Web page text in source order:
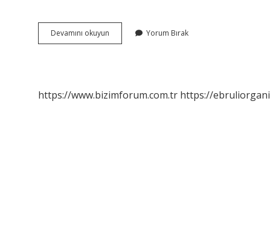
Devamını okuyun Menfaat
Sağlamak
Yorum Bırak
https://www.bizimforum.com.tr https://